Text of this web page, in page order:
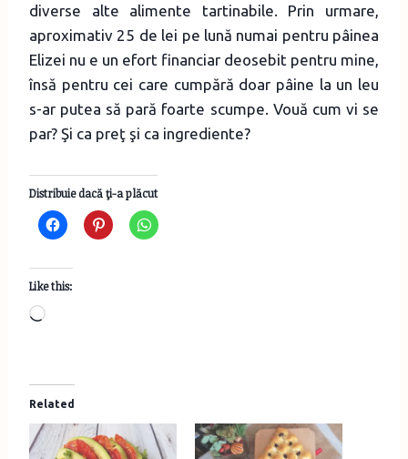
diverse alte alimente tartinabile. Prin urmare,
aproximativ 25 de lei pe lună numai pentru pâinea
Elizei nu e un efort financiar deosebit pentru mine,
însă pentru cei care cumpără doar pâine la un leu
s-ar putea să pară foarte scumpe. Vouă cum vi se
par? Şi ca preţ şi ca ingrediente?
Distribuie dacă ţi-a plăcut
Like this:
L
d
i
Related